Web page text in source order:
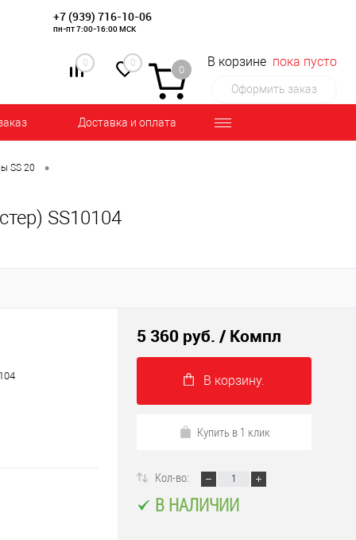
+7 (939) 716-10-06
пн-пт 7:00-16:00 МСК
0 0
0
В корзине пока пусто
Оформить заказ
Доставка и оплата
SS 20 •
SS10104
5 360 руб. / Компл
В корзину.
Купить в 1 клик
Кол-во:
В НАЛИЧИИ